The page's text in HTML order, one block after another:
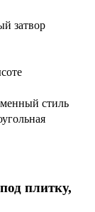
затвор
стиль
плитку,